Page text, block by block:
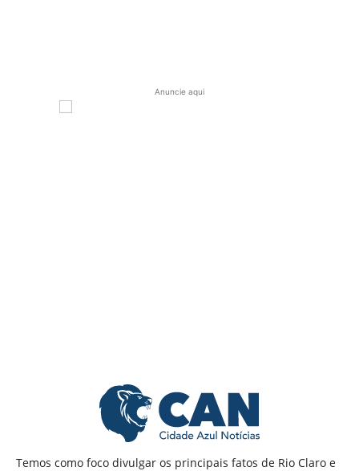
Anuncie aqui
Temos como foco divulgar os principais fatos de Rio Claro e